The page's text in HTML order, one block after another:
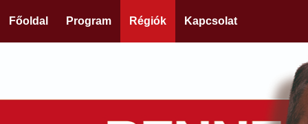
Főoldal Program Régiók Kapcsolat